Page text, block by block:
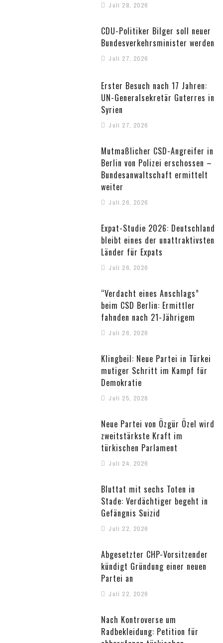
Juli 28, 2026
CDU-Politiker Bilger soll neuer
Bundesverkehrsminister werden
Juli 27, 2026
Erster Besuch nach 17 Jahren:
UN-Generalsekretär Guterres in
Syrien
Juli 27, 2026
Mutmaßlicher CSD-Angreifer in
Berlin von Polizei erschossen –
Bundesanwaltschaft ermittelt
weiter
Juli 26, 2026
Expat-Studie 2026: Deutschland
bleibt eines der unattraktivsten
Länder für Expats
Juli 26, 2026
“Verdacht eines Anschlags”
beim CSD Berlin: Ermittler
fahnden nach 21-Jährigem
Juli 26, 2026
Klingbeil: Neue Partei in Türkei
mutiger Schritt im Kampf für
Demokratie
Juli 25, 2026
Neue Partei von Özgür Özel wird
zweitstärkste Kraft im
türkischen Parlament
Juli 24, 2026
Bluttat mit sechs Toten in
Stade: Verdächtiger begeht in
Gefängnis Suizid
Juli 22, 2026
Abgesetzter CHP-Vorsitzender
kündigt Gründung einer neuen
Partei an
Juli 22, 2026
Nach Kontroverse um
Radbekleidung: Petition für